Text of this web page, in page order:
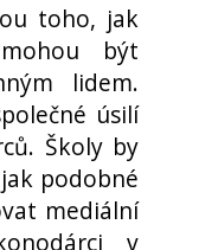
toho, jak
být
lidem.
úsilí
Školy by
podobné
mediální
v